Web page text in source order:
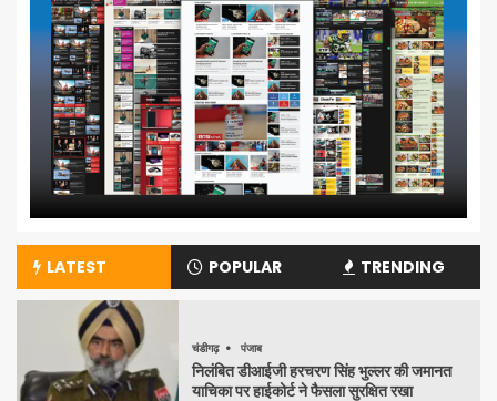
LATEST POPULAR TRENDING
चंडीगढ़ पंजाब
निलंबित डीआईजी हरचरण सिंह भुल्लर की जमानत
याचिका पर हाईकोर्ट ने फैसला सुरक्षित रखा